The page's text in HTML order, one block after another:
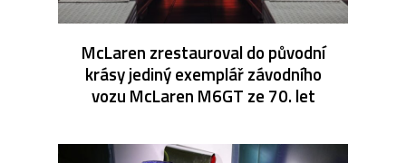
McLaren zrestauroval do původní
krásy jediný exemplář závodního
vozu McLaren M6GT ze 70. let